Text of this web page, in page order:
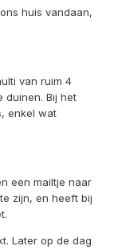
huis vandaan,
van ruim 4
duinen. Bij het
enkel wat
een mailtje naar
zijn, en heeft bij
Later op de dag